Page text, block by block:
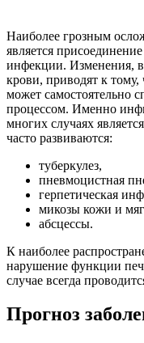
Наиболее грозным
является
инфекции. Изменения,
крови, приводят к
может самостоятельно
процессом. Именно
многих случаях
часто развиваются:
туберкулез,
пневмоцистная
герпетическая
микозы кожи и
абсцессы.
К наиболее
нарушение функции
случае всегда
Прогноз